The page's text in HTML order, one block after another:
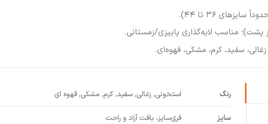
سایزهای ۳۶ تا ۴۴).
پشت)؛ مناسب لایه‌گذاری پاییزی/زمستانی.
سفید، کرم، مشکی، قهوه‌ای.
رنگ استخونی, زغالی, سفید, کرم, مشکی, قهوه ای
سایز فری‌سایز، بافت آزاد و راحت